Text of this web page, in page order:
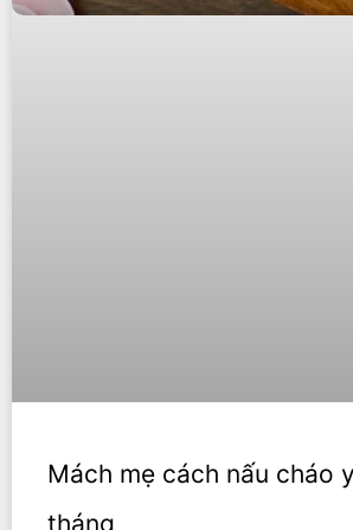
Mách mẹ cách nấu cháo
tháng